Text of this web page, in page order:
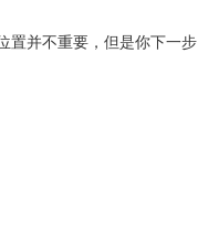
置并不重要，但是你下一步